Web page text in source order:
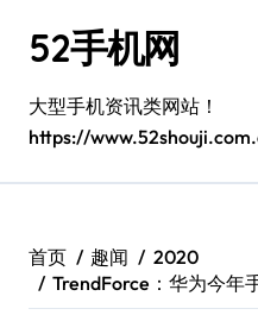
52手机网
大型手机资讯类网站！
https://
首页 趣闻
2020
TrendForce：华为今年